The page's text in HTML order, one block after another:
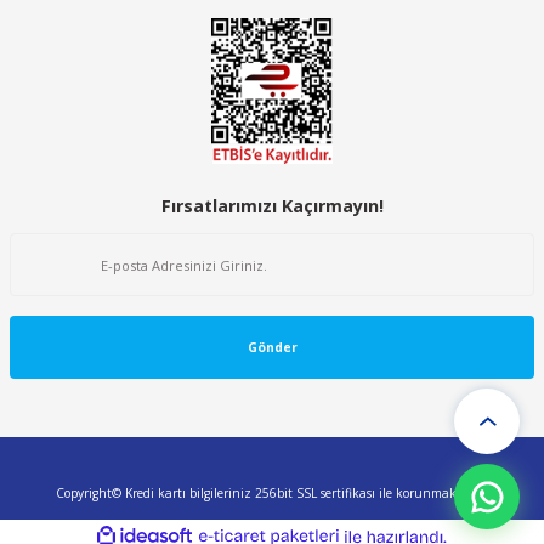
BASE İş Ayakkabısı
Fırsatlarımızı Kaçırmayın!
Gönder
Copyright© Kredi kartı bilgileriniz 256bit SSL sertifikası ile korunmaktadır.
ideasoft e-